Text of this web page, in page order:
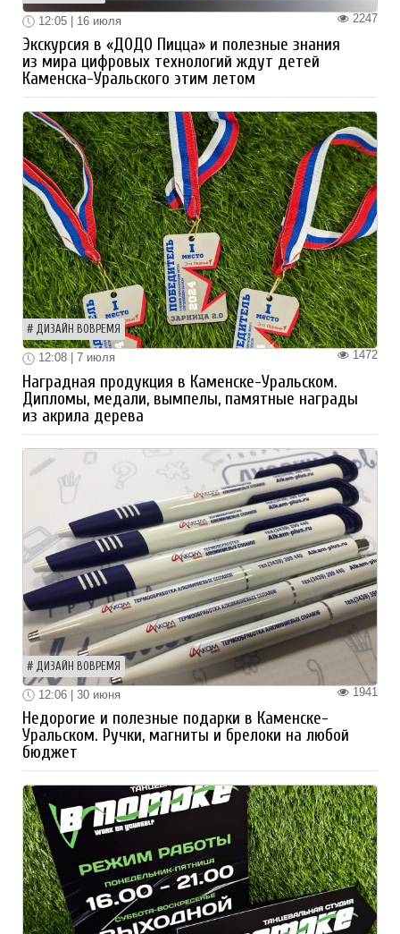
2247
12:05 | 16 июля
Экскурсия в «ДОДО Пицца» и полезные знания
из мира цифровых технологий ждут детей
Каменска-Уральского этим летом
ДИЗАЙН ВОВРЕМЯ
1472
12:08 | 7 июля
Наградная продукция в Каменске-Уральском.
Дипломы, медали, вымпелы, памятные награды
из акрила дерева
ДИЗАЙН ВОВРЕМЯ
1941
12:06 | 30 июня
Недорогие и полезные подарки в Каменске-
Уральском. Ручки, магниты и брелоки на любой
бюджет